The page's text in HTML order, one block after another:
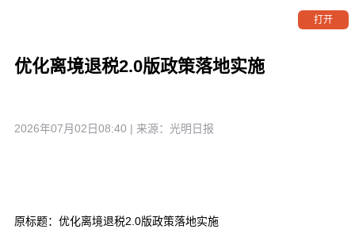
打开
优化离境退税2.0版政策落地实施
2026年07月02日08:40 | 来源： 光明日报
原标题：优化离境退税2.0版政策落地实施